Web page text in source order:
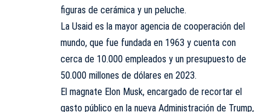
figuras de cerámica y un peluche.
La Usaid es la mayor agencia de cooperación del
mundo, que fue fundada en 1963 y cuenta con
cerca de 10.000 empleados y un presupuesto de
50.000 millones de dólares en 2023.
El magnate Elon Musk, encargado de recortar el
gasto público en la nueva Administración de Trump,